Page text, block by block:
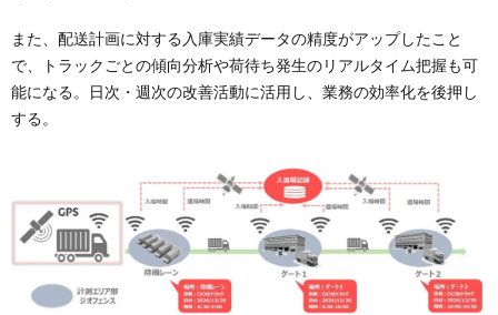
また、配送計画に対する入庫実績データの精度がアップしたこと
で、トラックごとの傾向分析や荷待ち発生のリアルタイム把握も可
能になる。日次・週次の改善活動に活用し、業務の効率化を後押し
する。